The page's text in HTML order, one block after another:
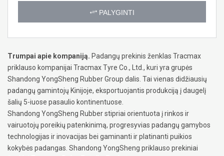
PALYGINTI
Trumpai apie kompaniją. Padangų prekinis ženklas Tracmax
priklauso kompanijai Tracmax Tyre Co., Ltd., kuri yra grupės
Shandong YongSheng Rubber Group dalis. Tai vienas didžiausių
padangų gamintojų Kinijoje, eksportuojantis produkciją į daugelį
šalių 5-iuose pasaulio kontinentuose.
Shandong YongSheng Rubber stipriai orientuota į rinkos ir
vairuotojų poreikių patenkinimą, progresyvias padangų gamybos
technologijas ir inovacijas bei gaminanti ir platinanti puikios
kokybės padangas. Shandong YongSheng priklauso prekiniai